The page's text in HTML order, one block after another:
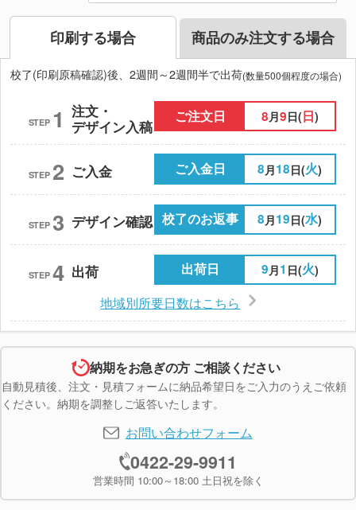
印刷する場合 商品のみ注文する場合
校了(印刷原稿確認)後、2週間～2週間半で出荷(数量500個程度の場合)
STEP 1 注文・
デザイン入稿
ご注文日 8月9日(日)
STEP 2 ご入金 ご入金日 8 月18日(火)
STEP 3 デザイン確認 校了のお返事 8 月19日(水)
STEP 4 出荷 出荷日 9 月1 日(火)
地域別所要日数はこちら
納期をお急ぎの方 ご相談ください
自動見積後、注文・見積フォームに納品希望日をご入力のうえご依頼
ください。納期を調整しご返答いたします。
お問い合わせフォーム
0422-29-9911
営業時間 10:00～18:00 土日祝を除く